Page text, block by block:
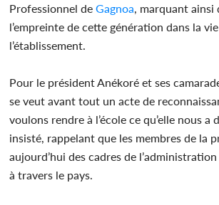
Professionnel deGagnoa, marquant ainsi
l’empreinte de cette génération dans la
l’établissement.
Pour le président Anékoré et ses
se veut avant tout un acte de
voulons rendre à l’école ce qu’elle nous a
insisté, rappelant que les membres de la
aujourd’hui des cadres de
à travers le pays.